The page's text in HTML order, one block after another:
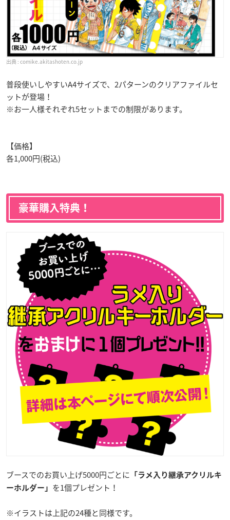
comike.akitashoten.co.jp
普段使いしやすいA4サイズで、2パターンのクリアファイルセ
ットが登場！
※お一人様それぞれ5セットまでの制限があります。
【価格】
各1,000円(税込)
豪華購入特典！
ブースでのお買い上げ5000円ごとに 「ラメ入り継承アクリルキ
ーホルダー」 を1個プレゼント！
※イラストは上記の24種と同様です。